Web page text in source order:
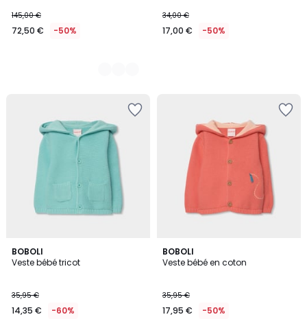
145,00 €
72,50 € -50%
34,00 €
17,00 € -50%
BOBOLI
Veste bébé tricot
35,95 €
14,35 € -60%
BOBOLI
Veste bébé en coton
35,95 €
17,95 € -50%